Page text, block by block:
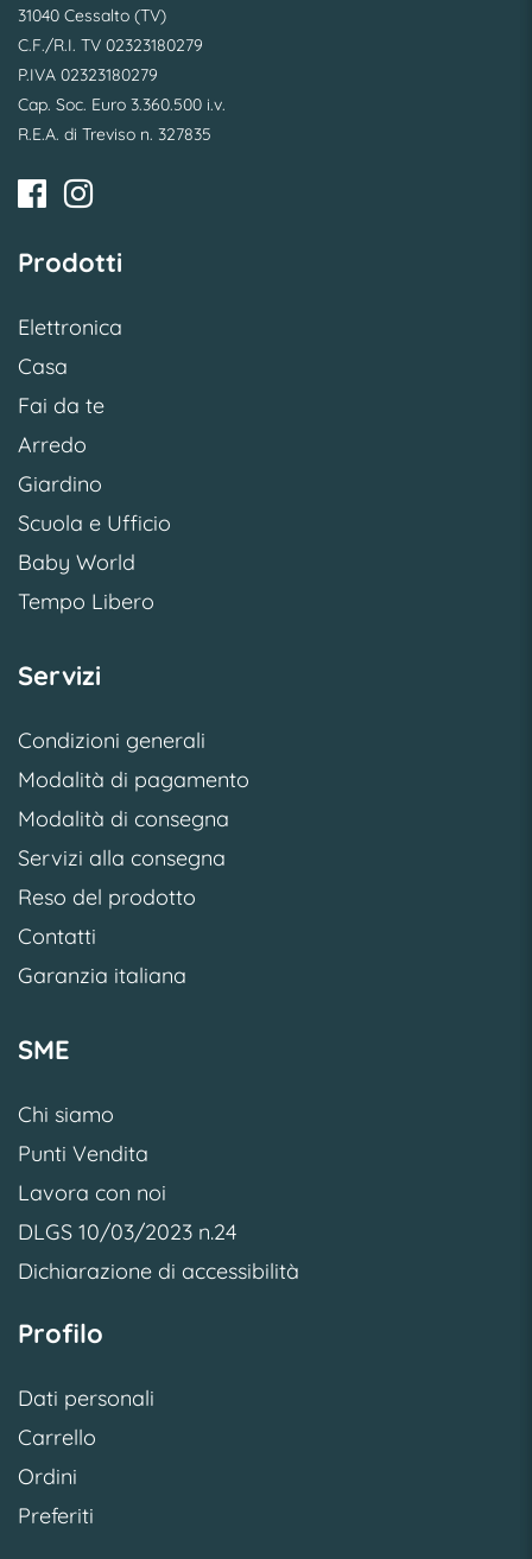
31040 Cessalto (TV)
C.F./R.I. TV 02323180279
P.IVA 02323180279
Cap. Soc. Euro 3.360.500 i.v.
R.E.A. di Treviso n. 327835
Prodotti
Elettronica
Casa
Fai da te
Arredo
Giardino
Scuola e Ufficio
Baby World
Tempo Libero
Servizi
Condizioni generali
Modalità di pagamento
Modalità di consegna
Servizi alla consegna
Reso del prodotto
Contatti
Garanzia italiana
SME
Chi siamo
Punti Vendita
Lavora con noi
DLGS 10/03/2023 n.24
Dichiarazione di accessibilità
Profilo
Dati personali
Carrello
Ordini
Preferiti